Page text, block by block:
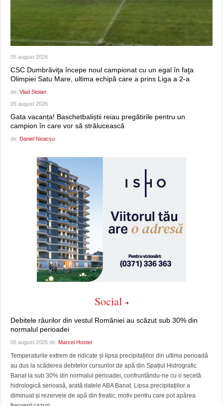
05 august 2026
CSC Dumbrăviţa începe noul campionat cu un egal în faţa
Olimpiei Satu Mare, ultima echipă care a prins Liga a 2-a
de: Vlad Stoian
05 august 2026
Gata vacanța! Baschetbaliștii reiau pregătirile pentru un
campion în care vor să strălucească
de: Daniel Neacșu
Social
Debitele râurilor din vestul României au scăzut sub 30% din
normalul perioadei
06 august 2026 de: Marcel Hoster
Temperaturile extrem de ridicate și lipsa precipitațiilor din ultima perioadă
au dus la scăderea debitelor cursurilor de apă din Spațiul Hidrografic
Banat la sub 30% din normalul perioadei, confruntându-ne cu o secetă
hidrologică serioasă, arată datele ABA Banat. Lipsa precipitațiilor a
diminuat și rezervele de apă din freatic, motiv pentru care pot apărea